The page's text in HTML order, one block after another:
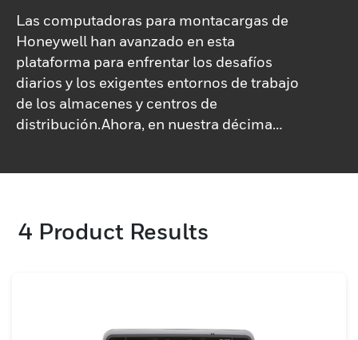
Las computadoras para montacargas de
Honeywell han avanzado en esta
plataforma para enfrentar los desafíos
diarios y los exigentes entornos de trabajo
de los almacenes y centros de
distribución.Ahora, en nuestra décima
necesidades de las operaciones de la
4 Product Results